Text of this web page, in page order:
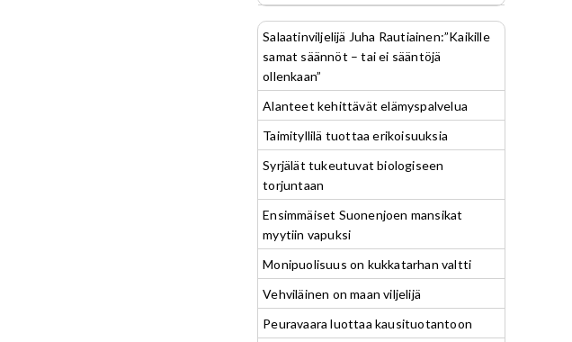
Salaatinviljelijä Juha Rautiainen:”Kaikille
samat säännöt – tai ei sääntöjä
ollenkaan”
Alanteet kehittävät elämyspalvelua
Taimityllilä tuottaa erikoisuuksia
Syrjälät tukeutuvat biologiseen
torjuntaan
Ensimmäiset Suonenjoen mansikat
myytiin vapuksi
Monipuolisuus on kukkatarhan valtti
Vehviläinen on maan viljelijä
Peuravaara luottaa kausituotantoon